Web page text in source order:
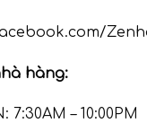
hàng:
7:30AM – 10:00PM